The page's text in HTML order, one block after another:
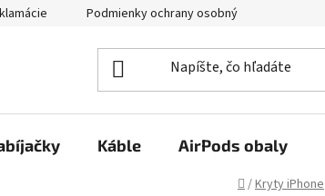
Podmienky ochrany osobných údajov
Káble AirPods obaly
Domov
/Kryty iPhone